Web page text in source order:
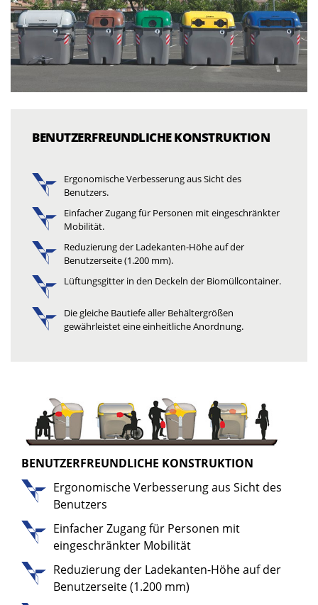
BENUTZERFREUNDLICHE KONSTRUKTION
Ergonomische Verbesserung aus Sicht des
Benutzers.
Einfacher Zugang für Personen mit eingeschränkter
Mobilität.
Reduzierung der Ladekanten-Höhe auf der
Benutzerseite (1.200 mm).
Lüftungsgitter in den Deckeln der Biomüllcontainer.
Die gleiche Bautiefe aller Behältergrößen
gewährleistet eine einheitliche Anordnung.
BENUTZERFREUNDLICHE KONSTRUKTION
Ergonomische Verbesserung aus Sicht des
Benutzers
Einfacher Zugang für Personen mit
eingeschränkter Mobilität
Reduzierung der Ladekanten-Höhe auf der
Benutzerseite (1.200 mm)